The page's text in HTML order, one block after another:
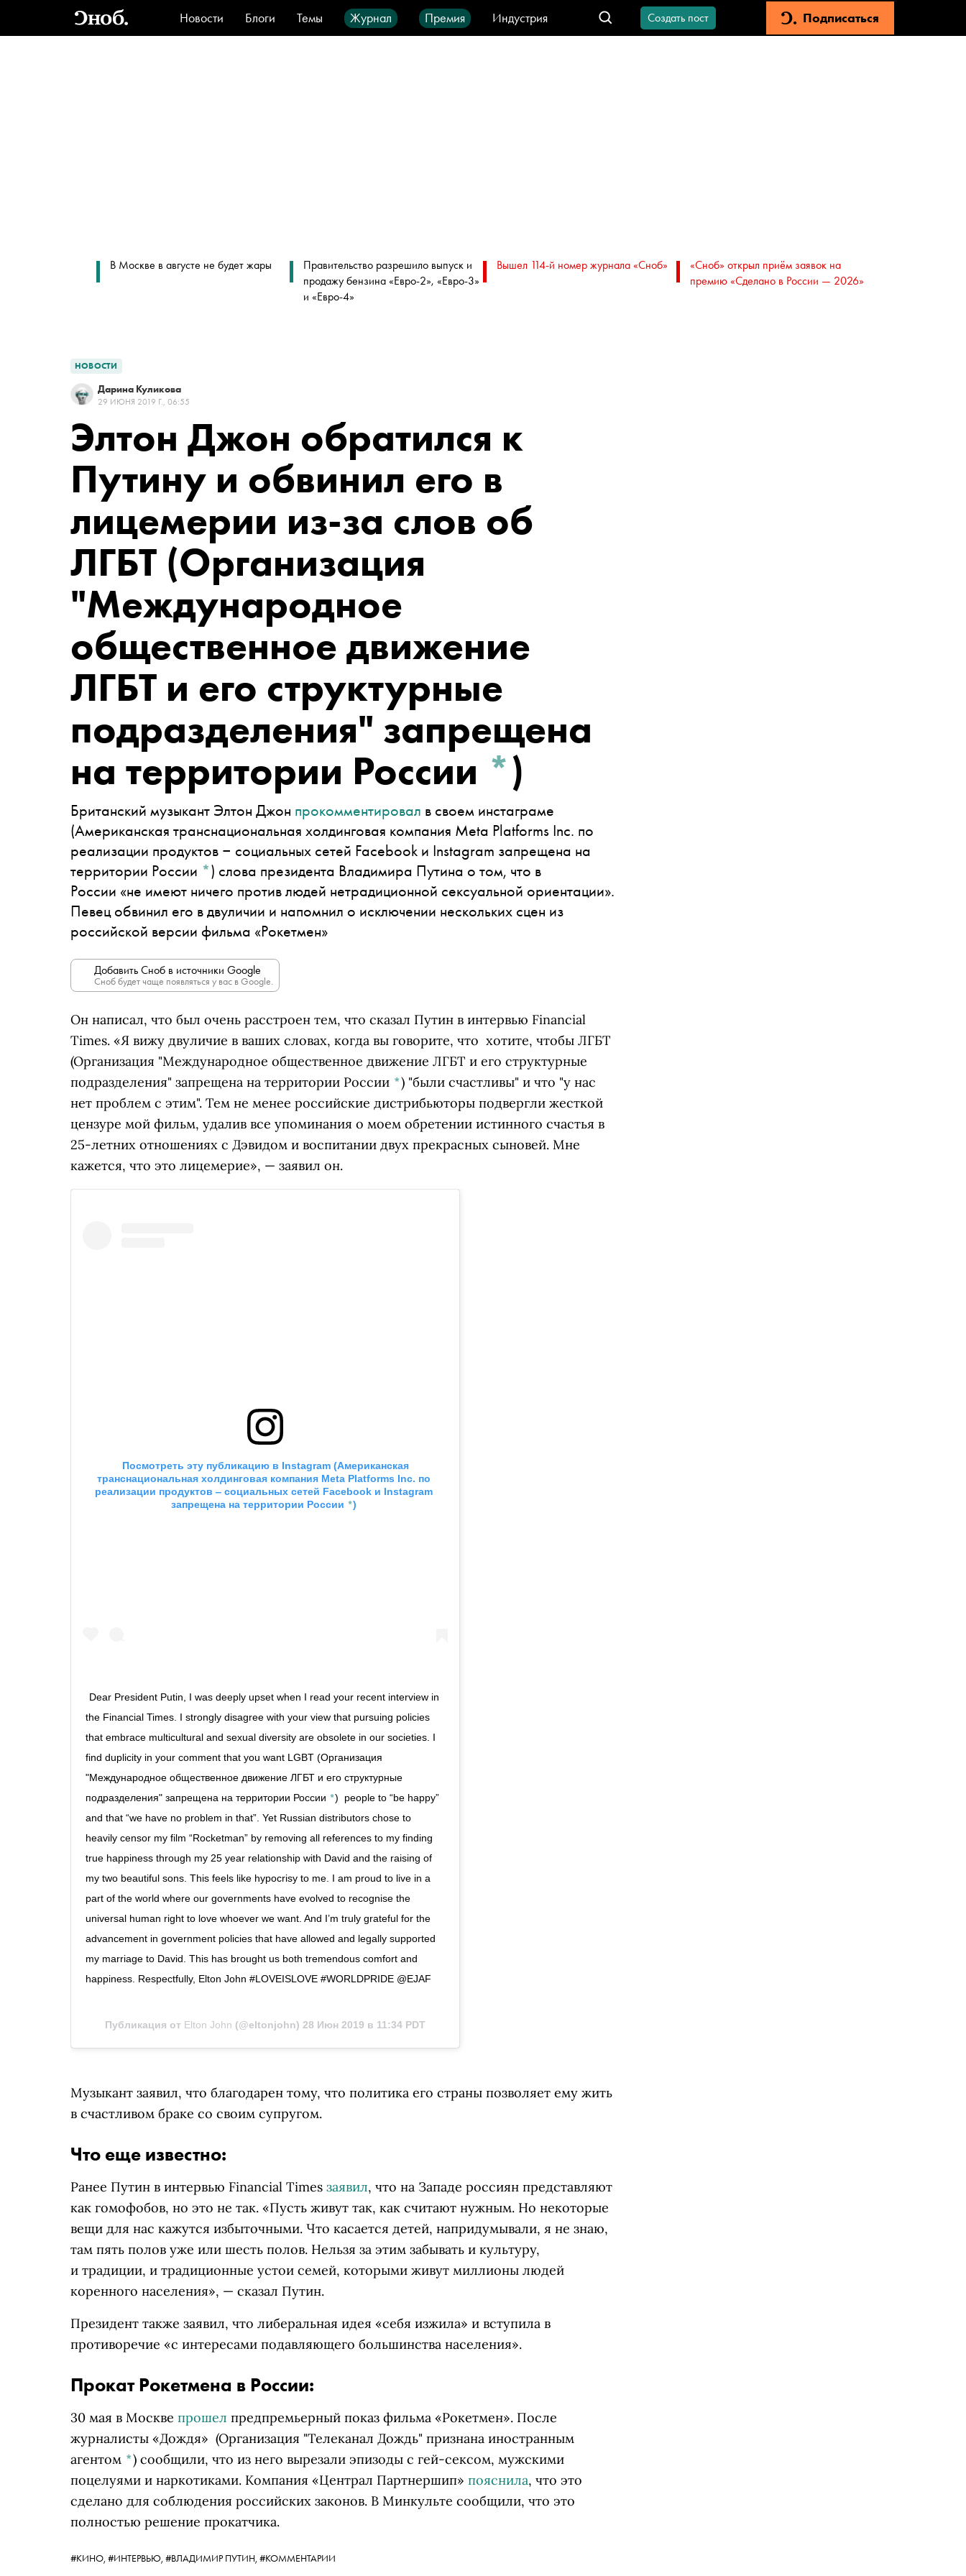
Новости Блоги Темы Журнал Премия
Индустрия
Стиль
Видео Город IT-продукты
Создать пост Подписаться
В Москве в августе не будет жары
Правительство разрешило выпуск и
продажу бензина «Евро-2», «Евро-3»
и «Евро-4»
Вышел 114-й номер журнала «Сноб»
«Сноб» открыл приём заявок на
премию «Сделано в России — 2026»
НОВОСТИ
Дарина Куликова
29 ИЮНЯ 2019 Г., 06:55
Элтон Джон обратился к
Путину и обвинил его в
лицемерии из-за слов об
ЛГБТ (Организация
"Международное
общественное движение
ЛГБТ и его структурные
подразделения" запрещена
на территории России *)
Британский музыкант Элтон Джон прокомментировал в своем инстаграме
(Американская транснациональная холдинговая компания Meta Platforms Inc. по
реализации продуктов ‒ социальных сетей Facebook и Instagram запрещена на
территории России *) слова президента Владимира Путина о том, что в
России «не имеют ничего против людей нетрадиционной сексуальной ориентации».
Певец обвинил его в двуличии и напомнил о исключении нескольких сцен из
российской версии фильма «Рокетмен»
Добавить Сноб в источники Google
Сноб будет чаще появляться у вас в Google.
Он написал, что был очень расстроен тем, что сказал Путин в интервью Financial
Times. «Я вижу двуличие в ваших словах, когда вы говорите, что хотите, чтобы ЛГБТ
(Организация "Международное общественное движение ЛГБТ и его структурные
подразделения" запрещена на территории России *) "были счастливы" и что "у нас
нет проблем с этим". Тем не менее российские дистрибьюторы подвергли жесткой
цензуре мой фильм, удалив все упоминания о моем обретении истинного счастья в
25-летних отношениях с Дэвидом и воспитании двух прекрасных сыновей. Мне
кажется, что это лицемерие», — заявил он.
Посмотреть эту публикацию в Instagram (Американская
транснациональная холдинговая компания Meta Platforms Inc. по
реализации продуктов ‒ социальных сетей Facebook и Instagram
запрещена на территории России *)
Dear President Putin, I was deeply upset when I read your recent interview in
the Financial Times. I strongly disagree with your view that pursuing policies
that embrace multicultural and sexual diversity are obsolete in our societies. I
find duplicity in your comment that you want LGBT (Организация
"Международное общественное движение ЛГБТ и его структурные
подразделения" запрещена на территории России *)
  people to “be happy”
and that “we have no problem in that”. Yet Russian distributors chose to
heavily censor my film “Rocketman” by removing all references to my finding
true happiness through my 25 year relationship with David and the raising of
my two beautiful sons. This feels like hypocrisy to me. I am proud to live in a
part of the world where our governments have evolved to recognise the
universal human right to love whoever we want. And I’m truly grateful for the
advancement in government policies that have allowed and legally supported
my marriage to David. This has brought us both tremendous comfort and
happiness. Respectfully, Elton John #LOVEISLOVE #WORLDPRIDE @EJAF
Публикация от Elton John (@eltonjohn) 28 Июн 2019 в 11:34 PDT
Музыкант заявил, что благодарен тому, что политика его страны позволяет ему жить
в счастливом браке со своим супругом.
Что еще известно:
Ранее Путин в интервью Financial Times заявил, что на Западе россиян представляют
как гомофобов, но это не так. «Пусть живут так, как считают нужным. Но некоторые
вещи для нас кажутся избыточными. Что касается детей, напридумывали, я не знаю,
там пять полов уже или шесть полов. Нельзя за этим забывать и культуру,
и традиции, и традиционные устои семей, которыми живут миллионы людей
коренного населения», — сказал Путин.
Президент также заявил, что либеральная идея «себя изжила» и вступила в
противоречие «с интересами подавляющего большинства населения».
Прокат Рокетмена в России:
30 мая в Москве прошел предпремьерный показ фильма «Рокетмен». После
журналисты «Дождя» (Организация "Телеканал Дождь" признана иностранным
агентом *) сообщили, что из него вырезали эпизоды с гей-сексом, мужскими
поцелуями и наркотиками. Компания «Централ Партнершип» пояснила, что это
сделано для соблюдения российских законов. В Минкульте сообщили, что это
полностью решение прокатчика.
#КИНО, #ИНТЕРВЬЮ, #ВЛАДИМИР ПУТИН, #КОММЕНТАРИИ